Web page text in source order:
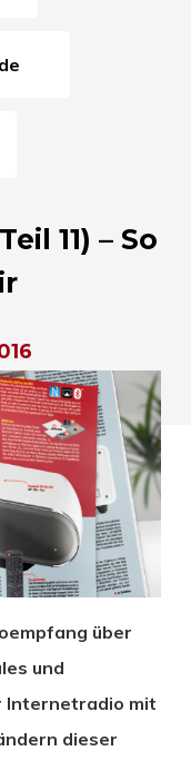
11) – So
über
und
Internetradio mit
dieser